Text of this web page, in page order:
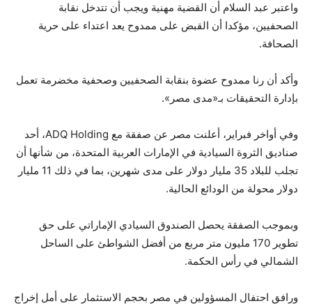
واعتبر عبد السلام أن القضية مهنية ويجب أن تتدخل نقابة
الصحفيين، مؤكدا أن القبض على ممدوح يعد اعتداء على حرية
الصحافة.
وأكد أن رنا ممدوح عضوة بنقابة الصحفيين وصحفية مخضرمة تعمل
بإدارة التحقيقات بـ«مدى مصر».
وفي أواخر فبراير، أعلنت مصر عن صفقة مع ADQ Holding، أحد
صناديق الثروة السيادية في الإمارات العربية المتحدة، من شأنها أن
تجلب للبلاد 35 مليار دولار على مدى شهرين، بما في ذلك 11 مليار
دولار محولة من الودائع الحالية.
وبموجب الصفقة يحصل الصندوق السيادي الإماراتي على حق
تطوير 170 مليون متر مربع من أفضل الشواطئ على الساحل
الشمالي في رأس الحكمة.
ورافق احتفال المسؤولين في مصر بحجم الاستثمار على أمل إخراج